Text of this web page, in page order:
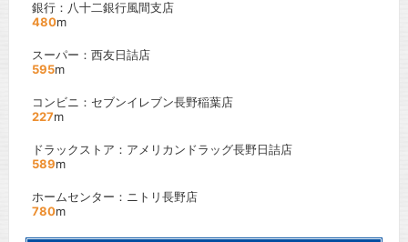
銀行：八十二銀行風間支店
480m
スーパー：西友日詰店
595m
コンビニ：セブンイレブン長野稲葉店
227m
ドラックストア：アメリカンドラッグ長野日詰店
589m
ホームセンター：ニトリ長野店
780m